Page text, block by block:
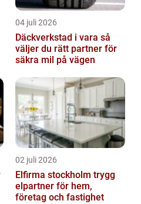
04 juli 2026
Däckverkstad i vara så
väljer du rätt partner för
säkra mil på vägen
02 juli 2026
Elfirma stockholm trygg
elpartner för hem,
företag och fastighet